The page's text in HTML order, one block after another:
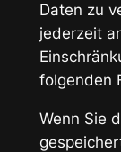
Daten zu
jederzeit
folgenden
Wenn Sie